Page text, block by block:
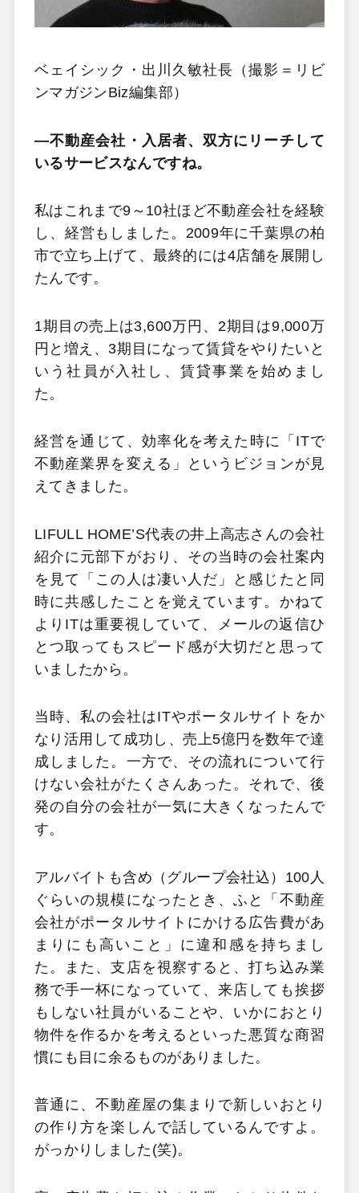
ベェイシック・出川久敏社長（撮影＝リビ
ンマガジンBiz編集部）
―不動産会社・入居者、双方にリーチして
いるサービスなんですね。
私はこれまで9～10社ほど不動産会社を経験
し、経営もしました。2009年に千葉県の柏
市で立ち上げて、最終的には4店舗を展開し
たんです。
1期目の売上は3,600万円、2期目は9,000万
円と増え、3期目になって賃貸をやりたいと
いう社員が入社し、賃貸事業を始めまし
た。
経営を通じて、効率化を考えた時に「ITで
不動産業界を変える」というビジョンが見
えてきました。
LIFULL HOME’S代表の井上高志さんの会社
紹介に元部下がおり、その当時の会社案内
を見て「この人は凄い人だ」と感じたと同
時に共感したことを覚えています。かねて
よりITは重要視していて、メールの返信ひ
とつ取ってもスピード感が大切だと思って
いましたから。
当時、私の会社はITやポータルサイトをか
なり活用して成功し、売上5億円を数年で達
成しました。一方で、その流れについて行
けない会社がたくさんあった。それで、後
発の自分の会社が一気に大きくなったんで
す。
アルバイトも含め（グループ会社込）100人
ぐらいの規模になったとき、ふと「不動産
会社がポータルサイトにかける広告費があ
まりにも高いこと」に違和感を持ちまし
た。また、支店を視察すると、打ち込み業
務で手一杯になっていて、来店しても挨拶
もしない社員がいることや、いかにおとり
物件を作るかを考えるといった悪質な商習
慣にも目に余るものがありました。
普通に、不動産屋の集まりで新しいおとり
の作り方を楽しんで話しているんですよ。
がっかりしました(笑)。